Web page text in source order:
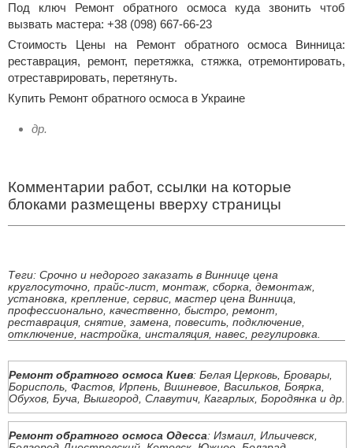
Под ключ Ремонт обратного осмоса куда звонить чтоб
вызвать мастера: +38 (098) 667-66-23
Стоимость Цены на Ремонт обратного осмоса Винница:
реставрация, ремонт, перетяжка, стяжка, отремонтировать,
отреставрировать, перетянуть.
Купить Ремонт обратного осмоса в Украине
др.
Комментарии работ, ссылки на которые
блоками размещены вверху страницы
Теги: Срочно и недорого заказать в Виннице цена
круглосуточно, прайс-лист, монтаж, сборка, демонтаж,
установка, крепление, сервис, мастер цена Винница,
профессионально, качественно, быстро, ремонт,
реставрация, снятие, замена, повесить, подключение,
отключение, настройка, инсталяция, навес, регулировка.
Ремонт обратного осмоса Киев: Белая Церковь, Бровары,
Борисполь, Фастов, Ирпень, Вишневое, Васильков, Боярка,
Обухов, Буча, Вышгород, Славутич, Кагарлых, Бородянка и др.
Ремонт обратного осмоса Одесса: Измаил, Ильичевск,